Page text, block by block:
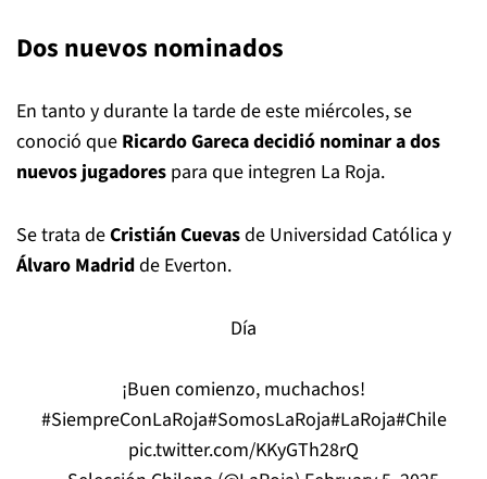
Dos nuevos nominados
En tanto y durante la tarde de este miércoles, se
conoció que Ricardo Gareca decidió nominar a dos
nuevos jugadores para que integren La Roja.
Se trata deCristián Cuevasde Universidad Católica y
Álvaro Madridde Everton.
Día
¡Buen comienzo, muchachos!
#SiempreConLaRoja#SomosLaRoja#LaRoja#Chile
pic.twitter.com/KKyGTh28rQ